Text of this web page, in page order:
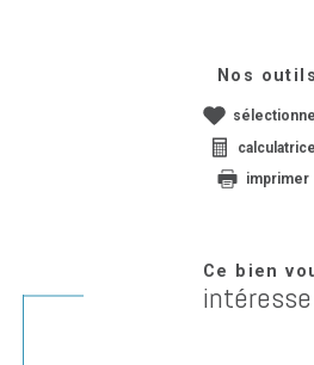
Nos outils
calculatrice
imprimer
Ce bien